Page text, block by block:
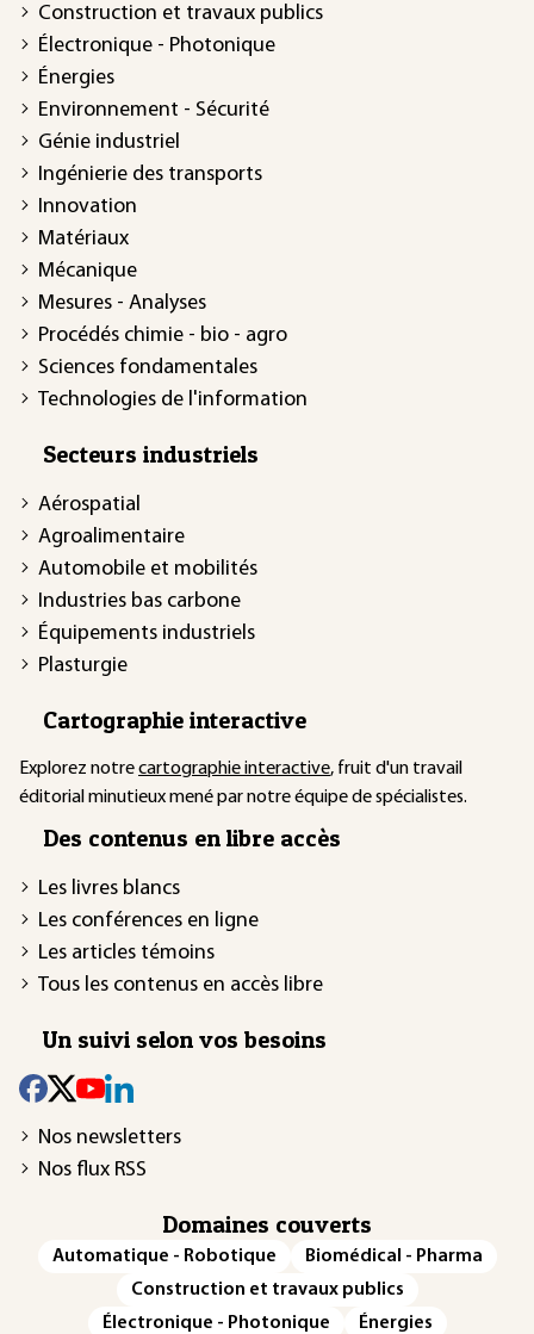
Construction et travaux publics
Électronique - Photonique
Énergies
Environnement - Sécurité
Génie industriel
Ingénierie des transports
Innovation
Matériaux
Mécanique
Mesures - Analyses
Procédés chimie - bio - agro
Sciences fondamentales
Technologies de l'information
Secteurs industriels
Aérospatial
Agroalimentaire
Automobile et mobilités
Industries bas carbone
Équipements industriels
Plasturgie
Cartographie interactive
Explorez notrecartographie interactive, fruit d'un travail
éditorial minutieux mené par notre équipe de spécialistes.
Des contenus en libre accès
Les livres blancs
Les conférences en ligne
Les articles témoins
Tous les contenus en accès libre
Un suivi selon vos besoins
Nos newsletters
Nos flux RSS
Domaines couverts
Automatique - Robotique
Biomédical - Pharma
Construction et travaux publics
Électronique - Photonique
Énergies